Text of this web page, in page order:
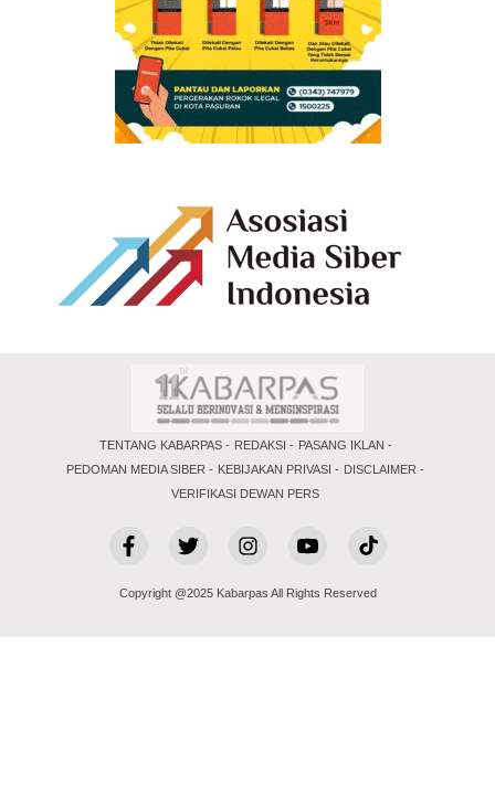
TENTANG KABARPAS REDAKSI
PASANG IKLAN
PEDOMAN MEDIA SIBER
KEBIJAKAN PRIVASI
DISCLAIMER
VERIFIKASI DEWAN PERS
Copyright @2025 Kabarpas All Rights Reserved